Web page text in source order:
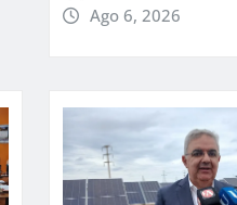
Ago 6, 2026